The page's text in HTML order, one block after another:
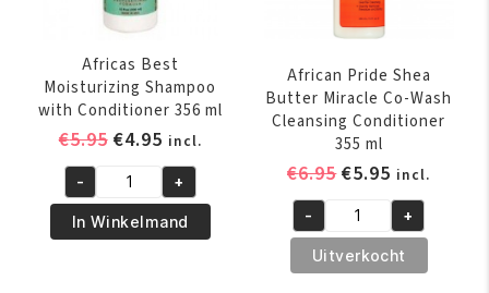
Africas Best
Moisturizing Shampoo
with Conditioner 356 ml
€5.95 Oorspronkelijke
was:
€5.95.
€4.95Huidige
prijs
is:
€4.95.
incl.
Africas
Best
Moisturizing
- +
In Winkelmand
African Pride Shea
Butter Miracle Co-Wash
Cleansing Conditioner
355 ml
€6.95
was:
€6.95.
€5.95 Huidige
prijs
is:
€5.95.
incl.
African
Pride
Shea
- +
Uitverkocht